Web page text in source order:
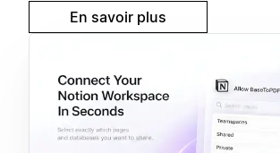
En savoir plus